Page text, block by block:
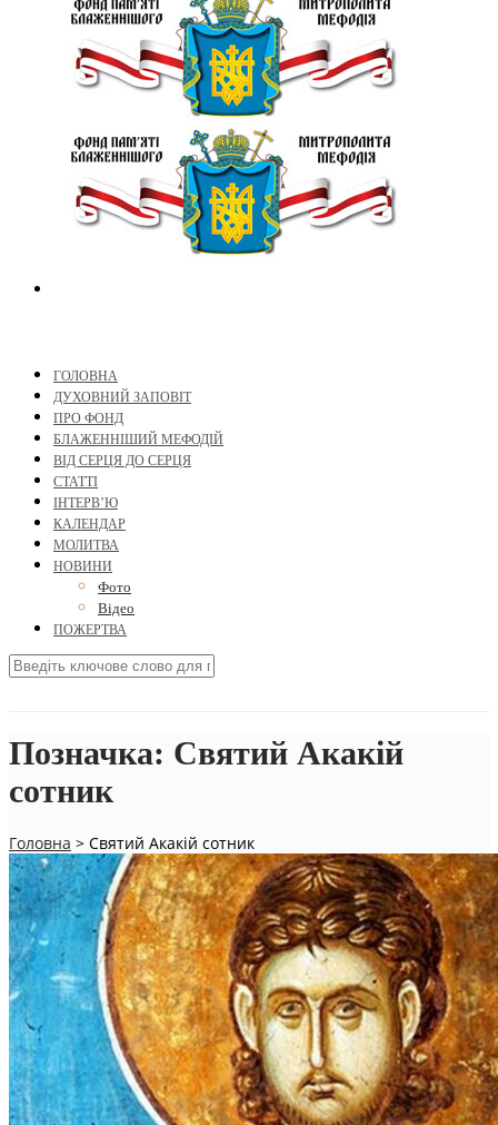
ГОЛОВНА
ДУХОВНИЙ ЗАПОВІТ
ПРО ФОНД
БЛАЖЕННІШИЙ МЕФОДІЙ
ВІД СЕРЦЯ ДО СЕРЦЯ
СТАТТІ
ІНТЕРВ’Ю
КАЛЕНДАР
МОЛИТВА
НОВИНИ
Фото
Відео
ПОЖЕРТВА
Позначка: Святий Акакій
сотник
Головна > Святий Акакій сотник